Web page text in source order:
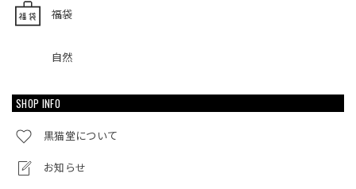
福袋
自然
SHOP INFO
黒猫堂について
お知らせ